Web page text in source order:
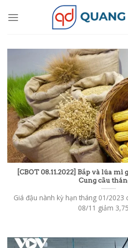
[CBOT 08.11.2022] Bắp và lúa
Cung cầu
Giá đậu nành kỳ hạn tháng 01/2023
08/11 giảm